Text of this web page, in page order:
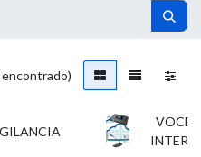
encontrado)